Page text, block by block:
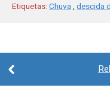
Etiquetas: Chuva descida
navigation